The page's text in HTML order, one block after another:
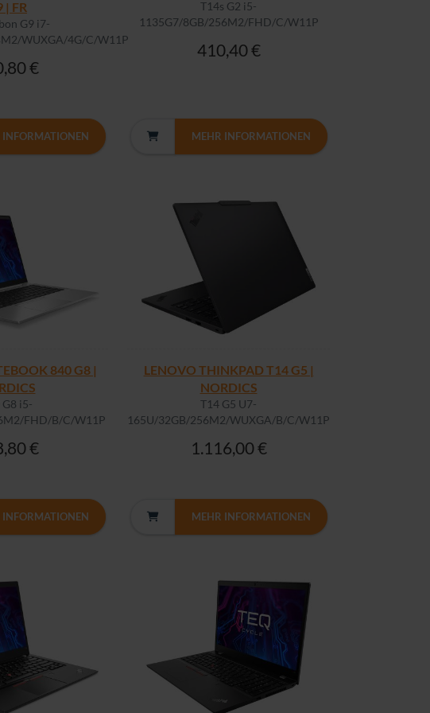
| FR
G9 i7-
WUXGA/4G/C/W11P
€
INFORMATIONEN
T14s G2 i5-
1135G7/8GB/256M2/FHD/C/W11P
410,40 €
MEHR INFORMATIONEN
840 G8 |
G8 i5-
FHD/B/C/W11P
€
INFORMATIONEN
LENOVO THINKPAD T14 G5 |
NORDICS
T14 G5 U7-
165U/32GB/256M2/WUXGA/B/C/W11P
1.116,00 €
MEHR INFORMATIONEN